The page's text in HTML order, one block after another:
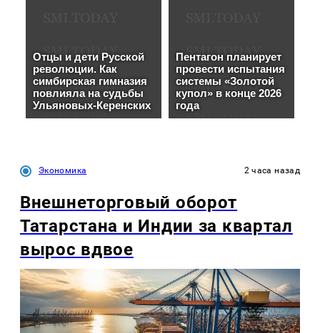
Экономика 2 часа назад
Внешнеторговый оборот
Татарстана и Индии за квартал
вырос вдвое